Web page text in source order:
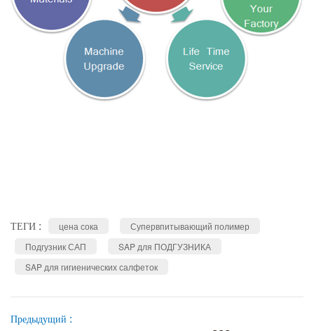
ТЕГИ : цена сока
Супервпитывающий полимер
Подгузник САП
SAP для ПОДГУЗНИКА
SAP для гигиенических салфеток
Предыдущий :